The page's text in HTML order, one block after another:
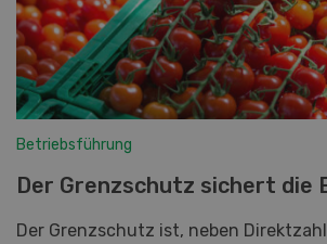
Betriebsführung
Der Grenzschutz sichert die
Der Grenzschutz ist, neben
Einkommen der Schweizer